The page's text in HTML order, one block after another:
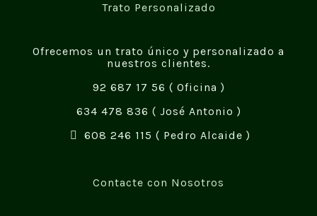
Trato Personalizado
Ofrecemos un trato único y personalizado a
nuestros clientes.
92 687 17 56 ( Oficina )
634 478 836 ( José Antonio )
608 246 115 ( Pedro Alcaide )
Contacte con Nosotros